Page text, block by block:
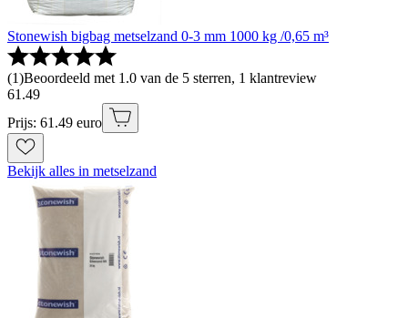
Stonewish bigbag metselzand 0-3 mm 1000 kg /0,65 m³
(1)Beoordeeld met 1.0 van de 5 sterren, 1 klantreview
61 .49
Prijs: 61.49 euro
Bekijk alles in metselzand